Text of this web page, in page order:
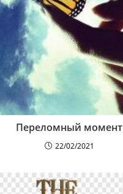
Переломный момент
22/02/2021